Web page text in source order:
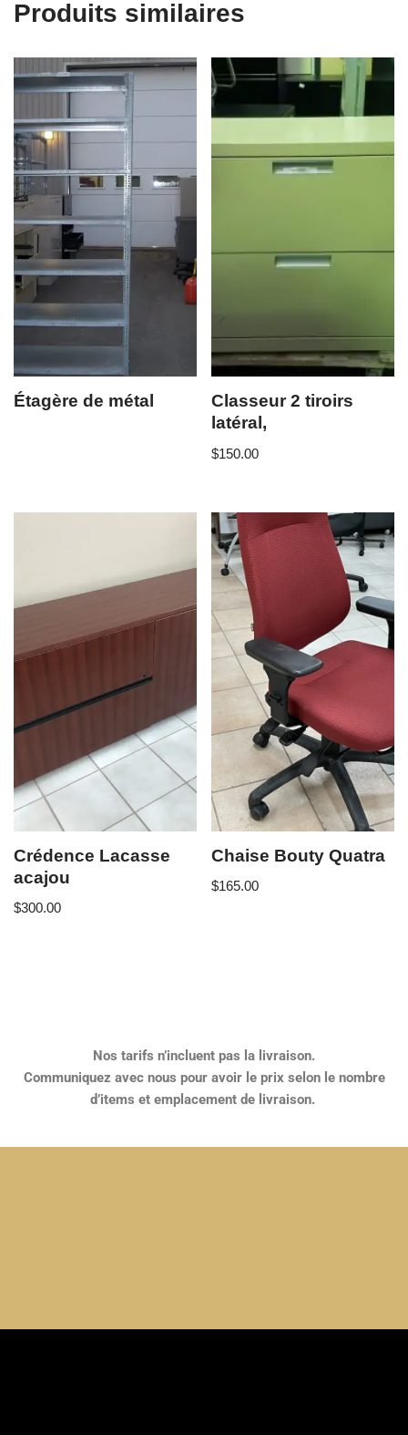
Produits similaires
Étagère de métal
Classeur 2 tiroirs
latéral,
$150.00
Crédence Lacasse
acajou
$300.00
Chaise Bouty Quatra
$165.00
Nos tarifs n’incluent pas la livraison.
Communiquez avec nous pour avoir le prix selon le nombre
d’items et emplacement de livraison.